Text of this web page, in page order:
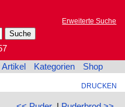
Erweiterte Suche
Kategorien Shop
DRUCKEN